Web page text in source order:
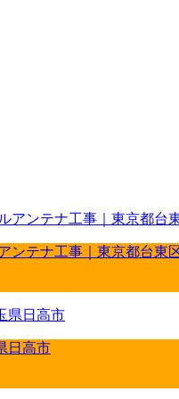
ンテナ工事｜東京都台東
日高市